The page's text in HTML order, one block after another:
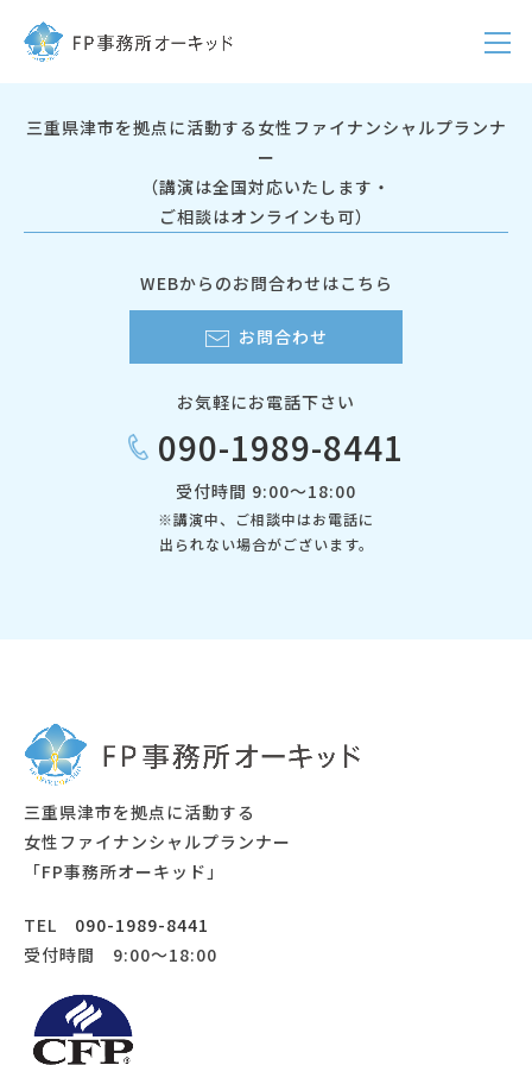
三重県津市を拠点に活動する女性ファイナンシャルプランナ
ー
（講演は全国対応いたします・
ご相談はオンラインも可）
WEBからのお問合わせはこちら
お問合わせ
お気軽にお電話下さい
090-1989-8441
受付時間 9:00～18:00
※講演中、ご相談中はお電話に
出られない場合がございます。
三重県津市を拠点に活動する
女性ファイナンシャルプランナー
「FP事務所オーキッド」
TEL 090-1989-8441
受付時間 9:00～18:00